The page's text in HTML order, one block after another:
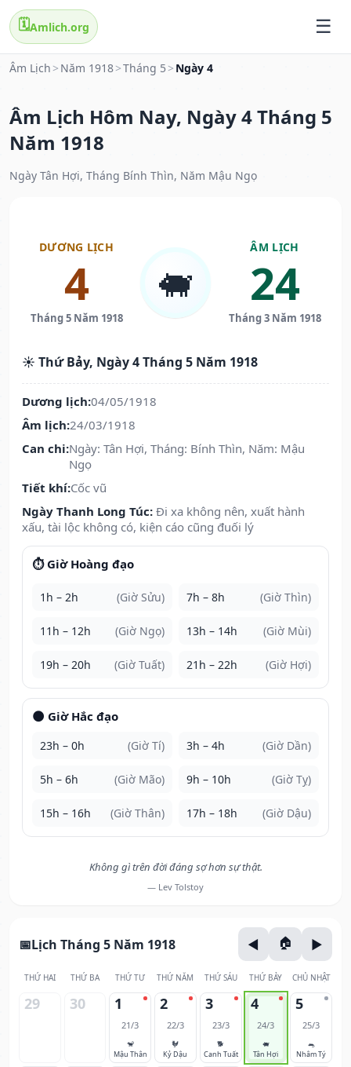
🗓️Amlich.org
Âm Lịch > Năm 1918>Tháng 5 > Ngày 4
Âm Lịch Hôm Nay, Ngày 4 Tháng 5
Năm 1918
Ngày Tân Hợi, Tháng Bính Thìn, Năm Mậu Ngọ
DƯƠNG LỊCH
4
Tháng 5 Năm 1918
🐖
ÂM LỊCH
24
Tháng 3 Năm 1918
☀️ Thứ Bảy, Ngày 4 Tháng 5 Năm 1918
Dương lịch:04/05/1918
Âm lịch:24/03/1918
Can chi:Ngày: Tân Hợi, Tháng: Bính Thìn, Năm: Mậu
Ngọ
Tiết khí:Cốc vũ
Ngày Thanh Long Túc: Đi xa không nên, xuất hành
xấu, tài lộc không có, kiện cáo cũng đuối lý
⏱️ Giờ Hoàng đạo
1h – 2h (Giờ Sửu) 7h – 8h (Giờ Thìn)
11h – 12h (Giờ Ngọ) 13h – 14h (Giờ Mùi)
19h – 20h (Giờ Tuất) 21h – 22h (Giờ Hợi)
🌑 Giờ Hắc đạo
23h – 0h (Giờ Tí) 3h – 4h (Giờ Dần)
5h – 6h (Giờ Mão) 9h – 10h (Giờ Tỵ)
15h – 16h (Giờ Thân) 17h – 18h (Giờ Dậu)
Không gì trên đời đáng sợ hơn sự thật.
— Lev Tolstoy
Lịch Tháng 5 Năm 1918
THỨ HAI THỨ BA THỨ TƯ THỨ NĂM THỨ SÁU THỨ BẢY CHỦ NHẬT
29 30 1
21/3
🐒
Mậu Thân
2
22/3
🐓
Kỷ Dậu
3
23/3
🐕
Canh Tuất
4
24/3
🐖
Tân Hợi
5
25/3
🐀
Nhâm Tý